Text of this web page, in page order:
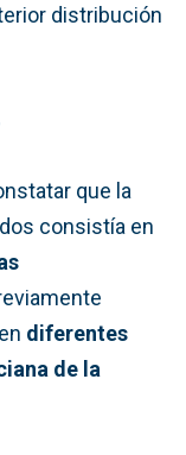
distribución
que la
consistía en
diferentes
de la